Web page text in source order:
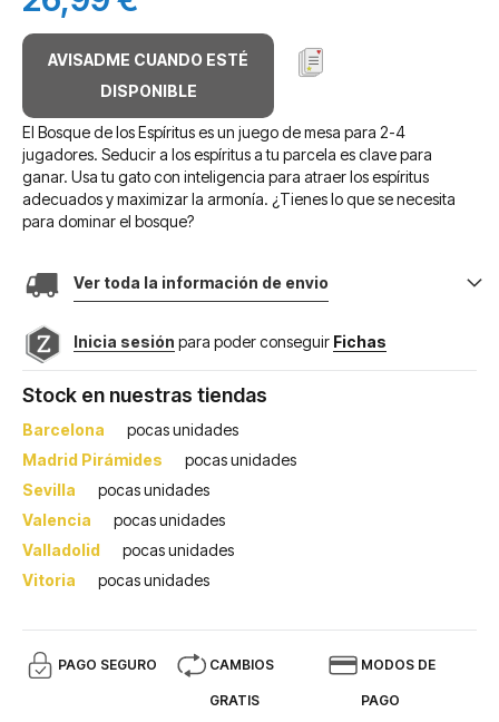
galería
de
imágenes
AVISADME CUANDO ESTÉ
DISPONIBLE
El Bosque de los Espíritus es un juego de mesa para 2-4
jugadores. Seducir a los espíritus a tu parcela es clave para
ganar. Usa tu gato con inteligencia para atraer los espíritus
adecuados y maximizar la armonía. ¿Tienes lo que se necesita
para dominar el bosque?
Ver toda la información de envio
Inicia sesión para poder conseguir Fichas
Stock en nuestras tiendas
Barcelona
pocas unidades
Madrid Pirámides
pocas unidades
Sevilla
pocas unidades
Valencia
pocas unidades
Valladolid
pocas unidades
Vitoria
pocas unidades
PAGO SEGURO CAMBIOS
GRATIS
MODOS DE
PAGO